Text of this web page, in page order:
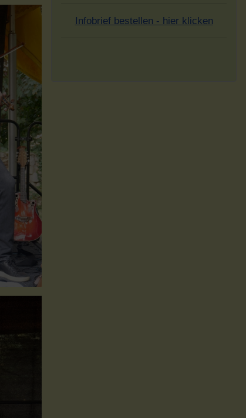
Infobrief bestellen - hier klicken